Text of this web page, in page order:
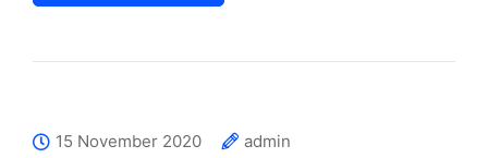
15 November 2020
admin